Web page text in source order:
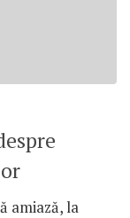
amiază, la